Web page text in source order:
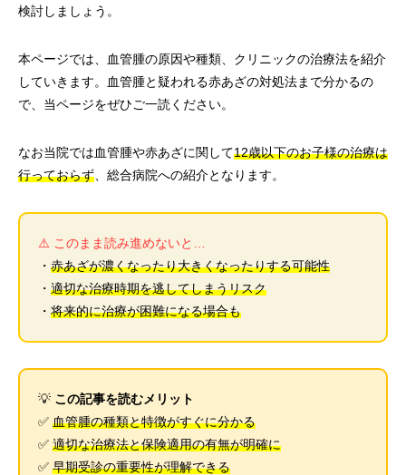
検討しましょう。
本ページでは、血管腫の原因や種類、クリニックの治療法を紹介
していきます。血管腫と疑われる赤あざの対処法まで分かるの
で、当ページをぜひご一読ください。
なお当院では血管腫や赤あざに関して12歳以下のお子様の治療は
行っておらず 、総合病院への紹介となります。
⚠️ このまま読み進めないと…
・ 赤あざが濃くなったり大きくなったりする可能性
・ 適切な治療時期を逃してしまうリスク
・ 将来的に治療が困難になる場合も
💡 この記事を読むメリット
✅ 血管腫の種類と特徴がすぐに分かる
✅ 適切な治療法と保険適用の有無が明確に
✅ 早期受診の重要性が理解できる